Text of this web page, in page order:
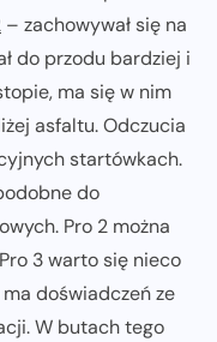
– zachowywał się na
do przodu bardziej i
ma się w nim
asfaltu. Odczucia
startówkach.
do
Pro 2 można
3 warto się nieco
doświadczeń ze
W butach tego